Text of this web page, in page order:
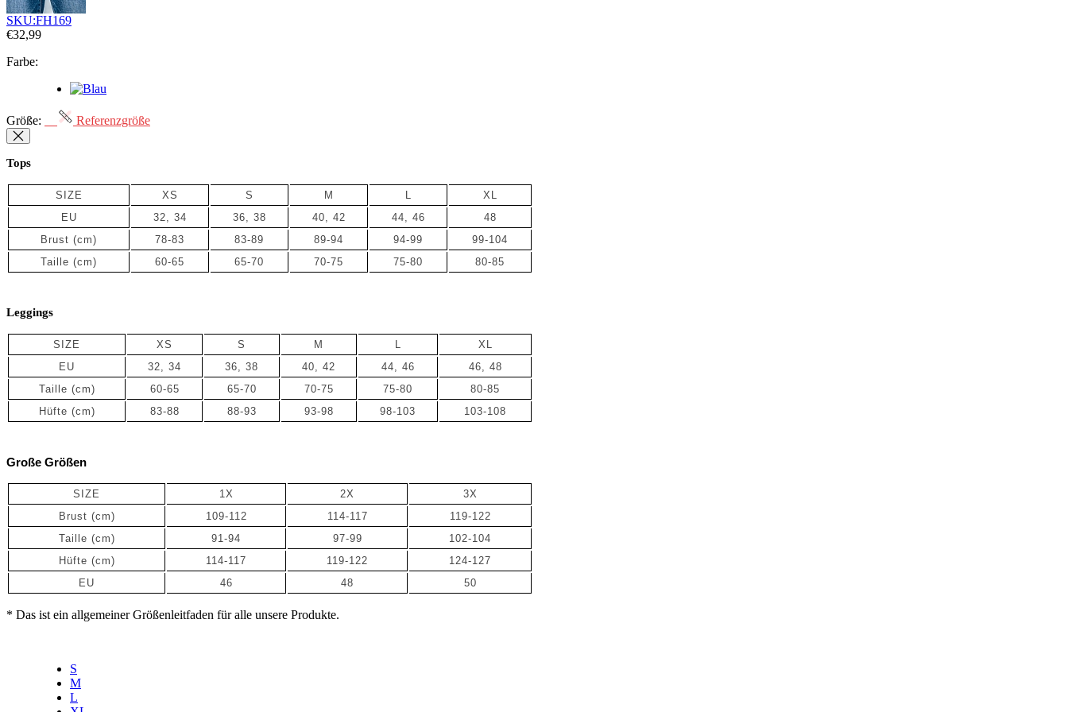
Auf Lager
SKU:FH169
€32,99
Farbe:
Größe: Referenzgröße
Tops
SIZE XS S M L
XL
EU
32, 34 36, 38 40, 42 44, 46
48
Brust (cm)
78-83 83-89 89-94 94-99
99-104
Taille (cm) 60-65 65-70 70-75 75-80 80-85
Leggings
SIZE XS S M L
XL
EU
32, 34 36, 38 40, 42 44, 46
46, 48
Taille (cm)
60-65 65-70 70-75 75-80
80-85
Hüfte (cm)
83-88 88-93 93-98 98-103 103-108
Große Größen
SIZE 1X 2X
3X
Brust (cm)
109-112 114-117
119-122
Taille (cm) 91-94 97-99
102-104
Hüfte (cm) 114-117 119-122
124-127
EU
46 48 50
* Das ist ein allgemeiner Größenleitfaden für alle unsere Produkte.
S
M
L